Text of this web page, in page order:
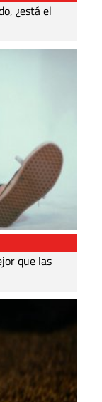
¿está el
que las